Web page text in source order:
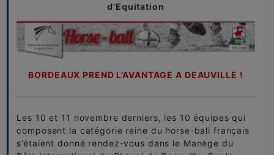
d'Equitation
BORDEAUX PREND L’AVANTAGE A DEAUVILLE !
Les 10 et 11 novembre derniers, les 10 équipes qui
composent la catégorie reine du horse-ball français
s’étaient donné rendez-vous dans le Manège du